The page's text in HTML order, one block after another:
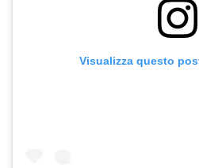
Visualizza questo